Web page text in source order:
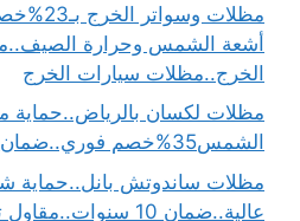
مظلات
أشعة الشمس وحرارة
الخرج..مظلات سيارات الخرج
مظلات لكسان بالرياض..حماية
الشمس35%خصم فوري..ضمان 10 سنوات..اتصل الان
مظلات ساندوتش بانل..حماية
عالية..ضمان 10 سنوات..مقاول تركيب ساندوتش بانل